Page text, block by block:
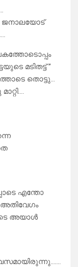
ജനാലയോട്
മടിതട്ട് ”
തൊട്ടു…
എന്തോ
അതിവേഗം
അയാൾ